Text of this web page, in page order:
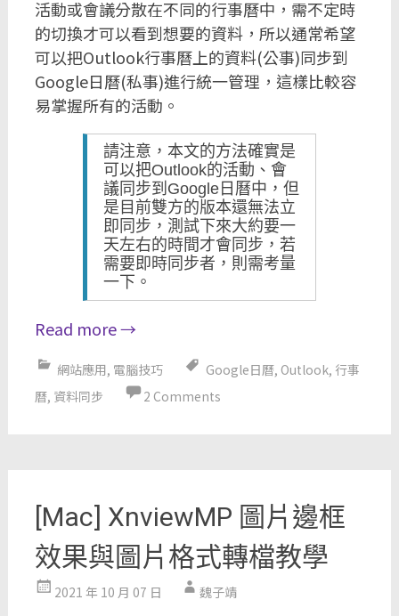
活動或會議分散在不同的行事曆中，需不定時
的切換才可以看到想要的資料，所以通常希望
可以把Outlook行事曆上的資料(公事)同步到
Google日曆(私事)進行統一管理，這樣比較容
易掌握所有的活動。
請注意，本文的方法確實是
可以把Outlook的活動、會
議同步到Google日曆中，但
是目前雙方的版本還無法立
即同步，測試下來大約要一
天左右的時間才會同步，若
需要即時同步者，則需考量
一下。
Read more→
網站應用, 電腦技巧 Google日曆, Outlook, 行事
曆, 資料同步 2 Comments
[Mac] XnviewMP 圖片邊框
效果與圖片格式轉檔教學
2021 年 10 月 07 日 魏子靖